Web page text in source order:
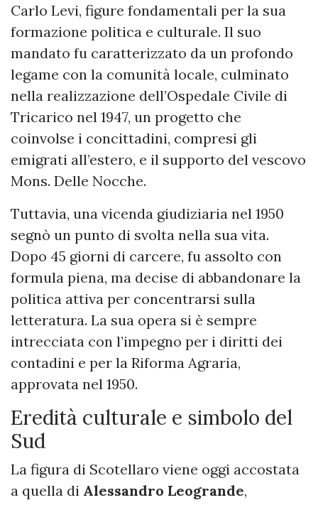
Carlo Levi, figure fondamentali per la sua
formazione politica e culturale. Il suo
mandato fu caratterizzato da un profondo
legame con la comunità locale, culminato
nella realizzazione dell’Ospedale Civile di
Tricarico nel 1947, un progetto che
coinvolse i concittadini, compresi gli
emigrati all’estero, e il supporto del vescovo
Mons. Delle Nocche.
Tuttavia, una vicenda giudiziaria nel 1950
segnò un punto di svolta nella sua vita.
Dopo 45 giorni di carcere, fu assolto con
formula piena, ma decise di abbandonare la
politica attiva per concentrarsi sulla
letteratura. La sua opera si è sempre
intrecciata con l’impegno per i diritti dei
contadini e per la Riforma Agraria,
approvata nel 1950.
Eredità culturale e simbolo del
Sud
La figura di Scotellaro viene oggi accostata
a quella di Alessandro Leogrande,